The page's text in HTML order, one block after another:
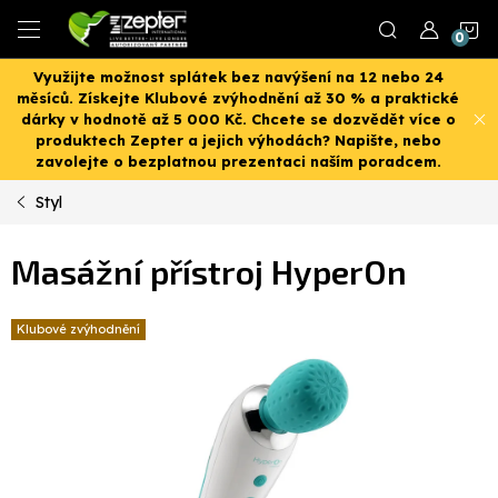
obsah
Využijte možnost splátek bez navýšení na 12 nebo 24
měsíců. Získejte Klubové zvýhodnění až 30 % a praktické
dárky v hodnotě až 5 000 Kč. Chcete se dozvědět více o
produktech Zepter a jejich výhodách? Napište, nebo
zavolejte o bezplatnou prezentaci naším poradcem.
Styl
Masážní přístroj HyperOn
Klubové zvýhodnění